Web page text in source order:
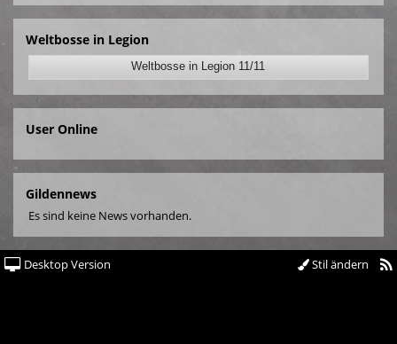
Weltbosse in Legion
Weltbosse in Legion 11/11
User Online
Gildennews
Es sind keine News vorhanden.
Desktop Version Stil ändern